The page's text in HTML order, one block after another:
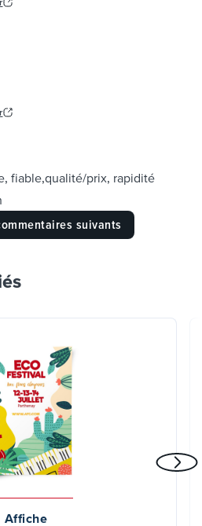
fiable,qualité/prix, rapidité
suivants
Affiche